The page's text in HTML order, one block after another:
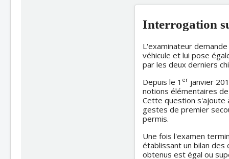
Interrogation
L'examinateur
véhicule et lui pose
par les deux derniers
Depuis le 1 erjanvier
notions élémentaires
Cette question s'ajoute
gestes de premier
permis.
Une fois l'examen
établissant un bilan des
obtenus est égal ou